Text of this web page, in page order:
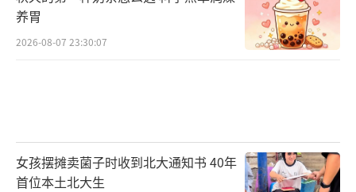
养胃
2026-08-07 23:30:07
女孩摆摊卖菌子时收到北大通知书 40年
首位本土北大生